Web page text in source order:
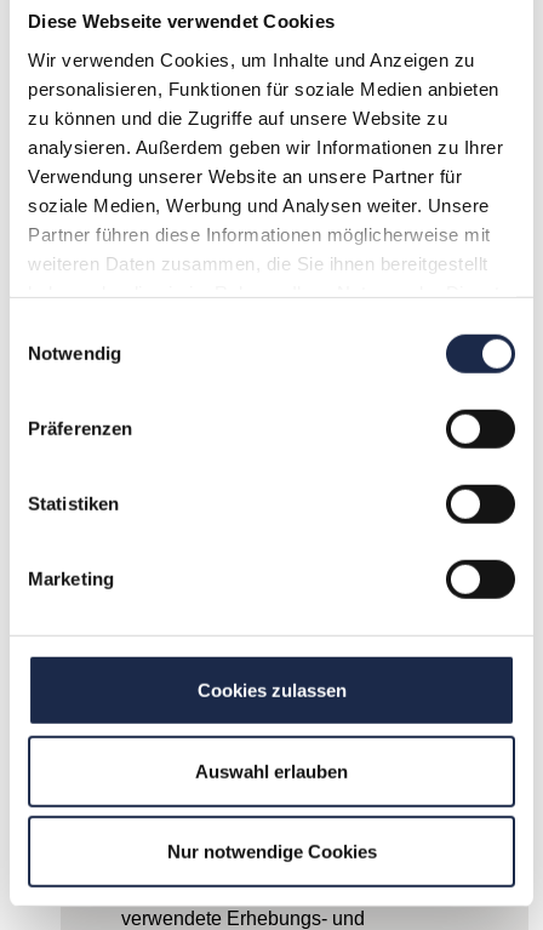
Diese Webseite verwendet Cookies
Wir verwenden Cookies, um Inhalte und Anzeigen zu
personalisieren, Funktionen für soziale Medien anbieten
zu können und die Zugriffe auf unsere Website zu
analysieren. Außerdem geben wir Informationen zu Ihrer
Verwendung unserer Website an unsere Partner für
soziale Medien, Werbung und Analysen weiter. Unsere
Partner führen diese Informationen möglicherweise mit
weiteren Daten zusammen, die Sie ihnen bereitgestellt
Notwendig
Präferenzen
Statistiken
Marketing
Cookies zulassen
Auswahl erlauben
Nur notwendige Cookies
gestaltet werden können/müssen sowie
Betroffenen gegeben werden müssen. So
sieht die Datenschutz-Grundverordnung eine
Ausweitung der
Informationspflichten
der Unternehmen vor,
die personenbezogene Daten zu
Werbezwecken verarbeiten wollen.
relevant sein,
das heisst die Frage, ob und inwieweit bspw.
im Rahmen eines Vertragsverhältnisses (z.B.
personenbezogene Daten im Weiteren zu
Werbezwecken genutzt werden dürfen.
Zusammenhang mit der Nutzung von
Internetseiten durch Endverbraucher spielen
von Angeboten, die idealerweise auf den
einzelnen Anwender optimiert sind. Aktuell
verwendete Erhebungs- und